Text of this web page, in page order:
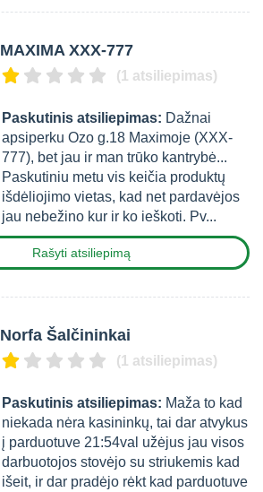
MAXIMA XXX-777
(1 atsiliepimas)
Paskutinis atsiliepimas: Dažnai
apsiperku Ozo g.18 Maximoje (XXX-
777), bet jau ir man trūko kantrybė...
Paskutiniu metu vis keičia produktų
išdėliojimo vietas, kad net pardavėjos
jau nebežino kur ir ko ieškoti. Pv...
Rašyti atsiliepimą
Norfa Šalčininkai
(1 atsiliepimas)
Paskutinis atsiliepimas: Maža to kad
niekada nėra kasininkų, tai dar atvykus
į parduotuve 21:54val užėjus jau visos
darbuotojos stovėjo su striukemis kad
išeit, ir dar pradėjo rėkt kad parduotuve